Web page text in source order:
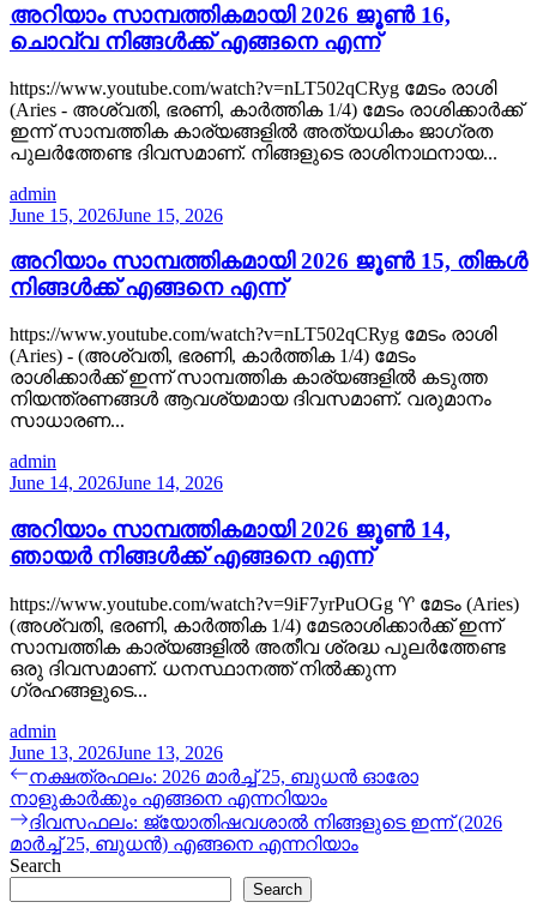
അറിയാം സാമ്പത്തികമായി 2026 ജൂൺ 16,
ചൊവ്വ നിങ്ങൾക്ക് എങ്ങനെ എന്ന്
https://www.youtube.com/watch?v=nLT502qCRyg മേടം രാശി
(Aries - അശ്വതി, ഭരണി, കാർത്തിക 1/4) മേടം രാശിക്കാർക്ക്
ഇന്ന് സാമ്പത്തിക കാര്യങ്ങളിൽ അത്യധികം ജാഗ്രത
പുലർത്തേണ്ട ദിവസമാണ്. നിങ്ങളുടെ രാശിനാഥനായ...
admin
June 15, 2026June 15, 2026
അറിയാം സാമ്പത്തികമായി 2026 ജൂൺ 15, തിങ്കൾ
നിങ്ങൾക്ക് എങ്ങനെ എന്ന്
https://www.youtube.com/watch?v=nLT502qCRyg മേടം രാശി
(Aries) - (അശ്വതി, ഭരണി, കാർത്തിക 1/4) മേടം
രാശിക്കാർക്ക് ഇന്ന് സാമ്പത്തിക കാര്യങ്ങളിൽ കടുത്ത
നിയന്ത്രണങ്ങൾ ആവശ്യമായ ദിവസമാണ്. വരുമാനം
സാധാരണ...
admin
June 14, 2026June 14, 2026
അറിയാം സാമ്പത്തികമായി 2026 ജൂൺ 14,
ഞായർ നിങ്ങൾക്ക് എങ്ങനെ എന്ന്
https://www.youtube.com/watch?v=9iF7yrPuOGg ♈ മേടം (Aries)
(അശ്വതി, ഭരണി, കാർത്തിക 1/4) മേടരാശിക്കാർക്ക് ഇന്ന്
സാമ്പത്തിക കാര്യങ്ങളിൽ അതീവ ശ്രദ്ധ പുലർത്തേണ്ട
ഒരു ദിവസമാണ്. ധനസ്ഥാനത്ത് നിൽക്കുന്ന
ഗ്രഹങ്ങളുടെ...
admin
June 13, 2026June 13, 2026
Post
navigation
Previous
post:
നക്ഷത്രഫലം: 2026 മാർച്ച് 25, ബുധൻ ഓരോ
നാളുകാർക്കും എങ്ങനെ എന്നറിയാം
Next
post:
ദിവസഫലം: ജ്യോതിഷവശാൽ നിങ്ങളുടെ ഇന്ന്‌ (2026
മാർച്ച് 25, ബുധൻ) എങ്ങനെ എന്നറിയാം
Search
Search